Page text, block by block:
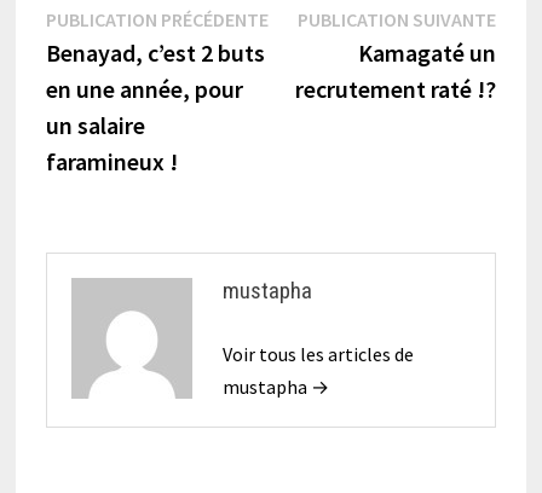
Navigation
de
l’article
PUBLICATION PRÉCÉDENTEPublication
précédente :
Benayad, c’est 2 buts
en une année, pour
un salaire
faramineux !
PUBLICATION SUIVANTE
Kamagaté un
recrutement raté !?
mustapha
Voir tous les articles de
mustapha →